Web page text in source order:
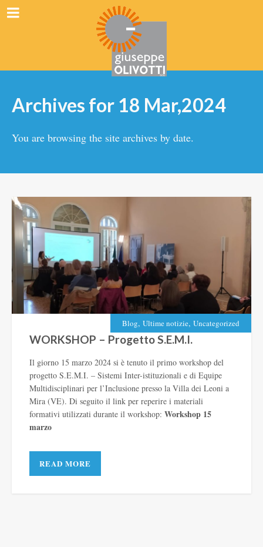
Archives for 18 Mar,2024
You are browsing the site archives by date.
Blog, Ultime notizie, Uncategorized
WORKSHOP – Progetto S.E.M.I.
Il giorno 15 marzo 2024 si è tenuto il primo workshop del
progetto S.E.M.I. – Sistemi Inter-istituzionali e di Equipe
Multidisciplinari per l’Inclusione presso la Villa dei Leoni a
Mira (VE). Di seguito il link per reperire i materiali
formativi utilizzati durante il workshop: Workshop 15
marzo
READ MORE